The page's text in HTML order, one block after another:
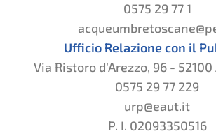
0575 29 77 1
Ufficio Relazione con il
Via Ristoro d’Arezzo, 96 - 52100
0575 29 77 229
urp@eaut.it
P. I. 02093350516